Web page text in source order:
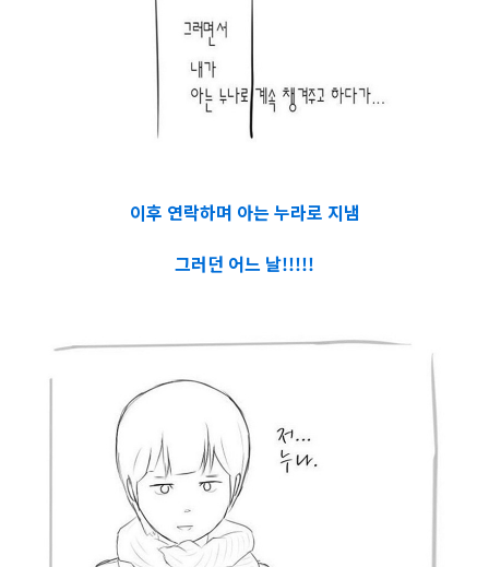
이후 연락하며 아는 누라로 지냄
그러던 어느 날!!!!!